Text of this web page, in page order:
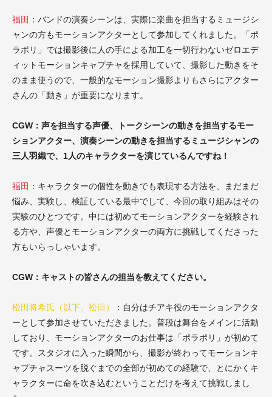
福田 ：バンドの演奏シーンは、実際に楽曲を担当するミュージシ
ャンの方もモーションアクターとして参加してくれました。「ポ
ラポリ」では撮影後に人の手による加工を一切行わないゼロエデ
ィットモーションキャプチャを採用していて、撮影した動きをそ
のまま使うので、一般的なモーション撮影よりもさらにアクター
さんの「動き」が重要になります。
CGW：声を担当する声優、トークシーンの動きを担当するモー
ションアクター、演奏シーンの動きを担当するミュージシャンの
三人羽織で、1人のキャラクターを演じているんですね！
福田 ：キャラクターの個性を動きでも表現する方法を、まだまだ
悩み、実験し、検証している最中でして、今回の取り組みはその
実験のひとつです。中には初めてモーションアクターを経験され
る方や、声優とモーションアクターの両方に挑戦してくださった
方もいらっしゃいます。
CGW：キャストの皆さんの担当を教えてください。
松田将希氏（以下、松田） ： 自分はチアキ役のモーションアクタ
ーとして参加させていただきました。 普段は舞台をメインに活動
しており、モーションアクターのお仕事は「ポラポリ」 が初めて
です。 スタジオに入った瞬間から、撮影が終わってモーションキ
ャプチャスーツを脱ぐまでの全部が初めての経験で、とにかくキ
ャラクターに命を吹き込むということだけを考えて挑戦しまし